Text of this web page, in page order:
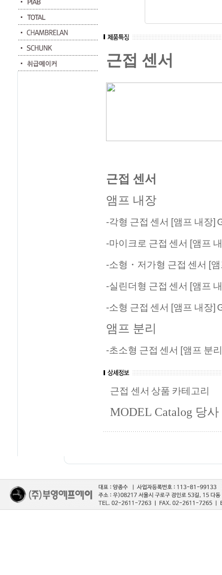
근접 센서
근접 센서
앰프 내장
-각형 근접 센서 [앰프 내장]
-마이크로 근접 센서 [앰프
-소형・저가형 근접 센서 [
-실린더형 근접 센서 [앰프
-소형 근접 센서 [앰프 내장]
앰프 분리
-초소형 근접 센서 [앰프 분
근접 센서 상품 카테고리
MODEL Catalog 당